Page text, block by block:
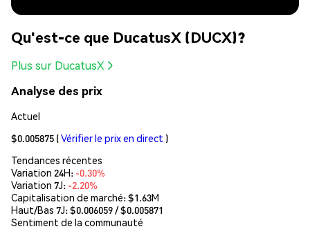
Qu'est-ce que DucatusX (DUCX)?
Plus sur DucatusX
Analyse des prix
Actuel
$0.005875 (Vérifier le prix en direct )
Tendances récentes
Variation 24H: -0.30%
Variation 7J: -2.20%
Capitalisation de marché:$1.63M
Haut/Bas 7J: $0.006059/ $0.005871
Sentiment de la communauté